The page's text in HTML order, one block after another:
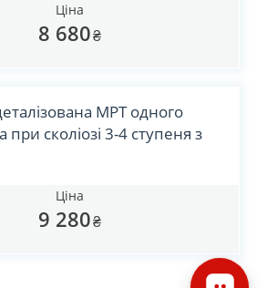
Ціна
8 680₴
МРТ одного
при сколіозі 3-4 ступеня з
Ціна
9 280₴